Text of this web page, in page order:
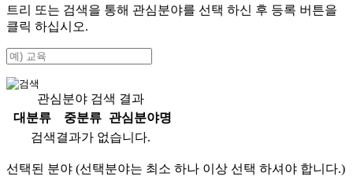
트리 또는 검색을 통해 관심분야를 선택 하신 후 등록 버튼을
클릭 하십시오.
관심분야 검색 결과
대분류
중분류
관심분야명
검색결과가 없습니다.
선택된 분야 (선택분야는 최소 하나 이상 선택 하셔야 합니다.)